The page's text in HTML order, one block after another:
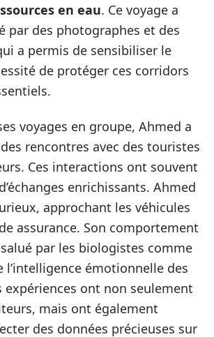
en eau. Ce voyage a
par des photographes et des
a permis de sensibiliser le
de protéger ces corridors
voyages en groupe, Ahmed a
rencontres avec des touristes
Ces interactions ont souvent
enrichissants. Ahmed
approchant les véhicules
assurance. Son comportement
par les biologistes comme
l’intelligence émotionnelle des
expériences ont non seulement
mais ont également
des données précieuses sur